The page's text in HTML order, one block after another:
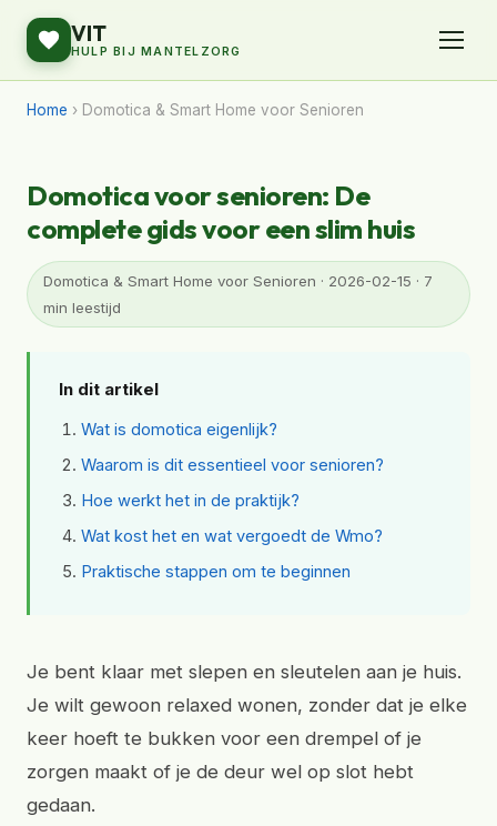
VIT
HULP BIJ MANTELZORG
Home › Domotica & Smart Home voor Senioren
Domotica voor senioren: De
complete gids voor een slim huis
Domotica & Smart Home voor Senioren · 2026-02-15 · 7
min leestijd
In dit artikel
Wat is domotica eigenlijk?
Waarom is dit essentieel voor senioren?
Hoe werkt het in de praktijk?
Wat kost het en wat vergoedt de Wmo?
Praktische stappen om te beginnen
Je bent klaar met slepen en sleutelen aan je huis.
Je wilt gewoon relaxed wonen, zonder dat je elke
keer hoeft te bukken voor een drempel of je
zorgen maakt of je de deur wel op slot hebt
gedaan.